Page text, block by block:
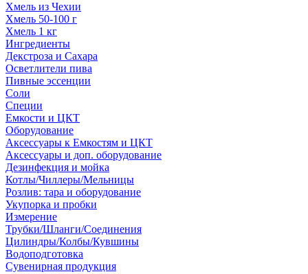
Хмель из Чехии
Хмель 50-100 г
Хмель 1 кг
Ингредиенты
Декстроза и Сахара
Осветлители пива
Пивные эссенции
Соли
Специи
Емкости и ЦКТ
Оборудование
Аксессуары к Емкостям и ЦКТ
Аксессуары и доп. оборудование
Дезинфекция и мойка
Котлы/Чиллеры/Мельницы
Розлив: тара и оборудование
Укупорка и пробки
Измерение
Трубки/Шланги/Соединения
Цилиндры/Колбы/Кувшины
Водоподготовка
Сувенирная продукция